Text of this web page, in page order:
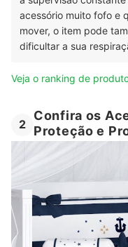
acessório muito fofo e
mover, o item pode
dificultar a sua
Veja o ranking de
2
Confira os
Proteção e